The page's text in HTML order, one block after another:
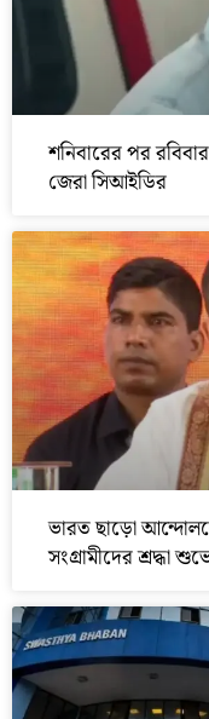
শনিবারের পর
জেরা সিআইডির
ভারত ছাড়ো
সংগ্রামীদের শ্রদ্ধা